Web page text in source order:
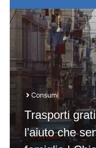
Consumi
Trasporti
l’aiuto che